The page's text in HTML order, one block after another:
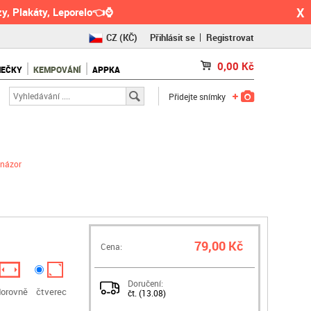
Plakáty, Leporelo👈⌚ X
CZ(KČ)
RO(RON)
Přihlásit se Registrovat
KEMPOVÁNÍ APPKA 0,00 Kč
Přidejte snímky
čtverec
Cena: 79,00 Kč
Doručení:
čt. (13.08)